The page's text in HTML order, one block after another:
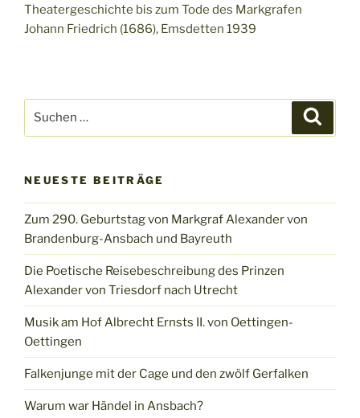
Theatergeschichte bis zum Tode des Markgrafen
Johann Friedrich (1686), Emsdetten 1939
nach:
NEUESTE BEITRÄGE
Zum 290. Geburtstag von Markgraf Alexander von
Brandenburg-Ansbach und Bayreuth
Die Poetische Reisebeschreibung des Prinzen
Alexander von Triesdorf nach Utrecht
Musik am Hof Albrecht Ernsts II. von Oettingen-
Oettingen
Falkenjunge mit der Cage und den zwölf Gerfalken
Warum war Händel in Ansbach?